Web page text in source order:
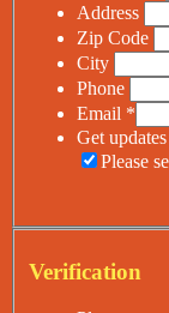
Address
Zip Code
City
Phone
Email *
Get updates
Please
Verification